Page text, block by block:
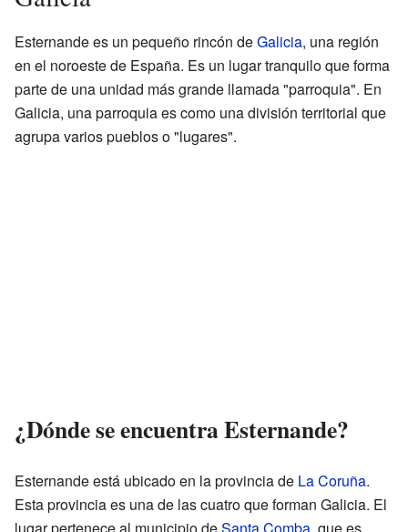
Esternande es un pequeño rincón deGalicia, una región
en el noroeste de España. Es un lugar tranquilo que forma
parte de una unidad más grande llamada "parroquia". En
Galicia, una parroquia es como una división territorial que
agrupa varios pueblos o "lugares".
¿Dónde se encuentra Esternande?
Esternande está ubicado en la provincia de La Coruña.
Esta provincia es una de las cuatro que forman Galicia. El
lugar pertenece al municipio deSanta Comba , que es